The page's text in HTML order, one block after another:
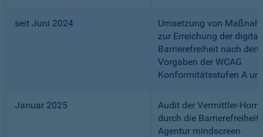
seit Juni 2024
Umsetzung von
zur Erreichung der
Barrierefreiheit nach den
Vorgaben der WCAG
Konformitätsstufen A
Januar 2025
Audit der Vermittler-
durch die
Agentur mindscreen